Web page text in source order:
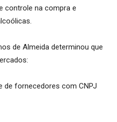
controle na compra e
de Almeida determinou que
de fornecedores com CNPJ